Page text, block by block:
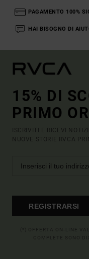
PAGAMENTO 100%
HAI BISOGNO DI
15% DI
PRIMO
ISCRIVITI E RICEVI
NUOVE STORIE RVCA
REGISTRARSI